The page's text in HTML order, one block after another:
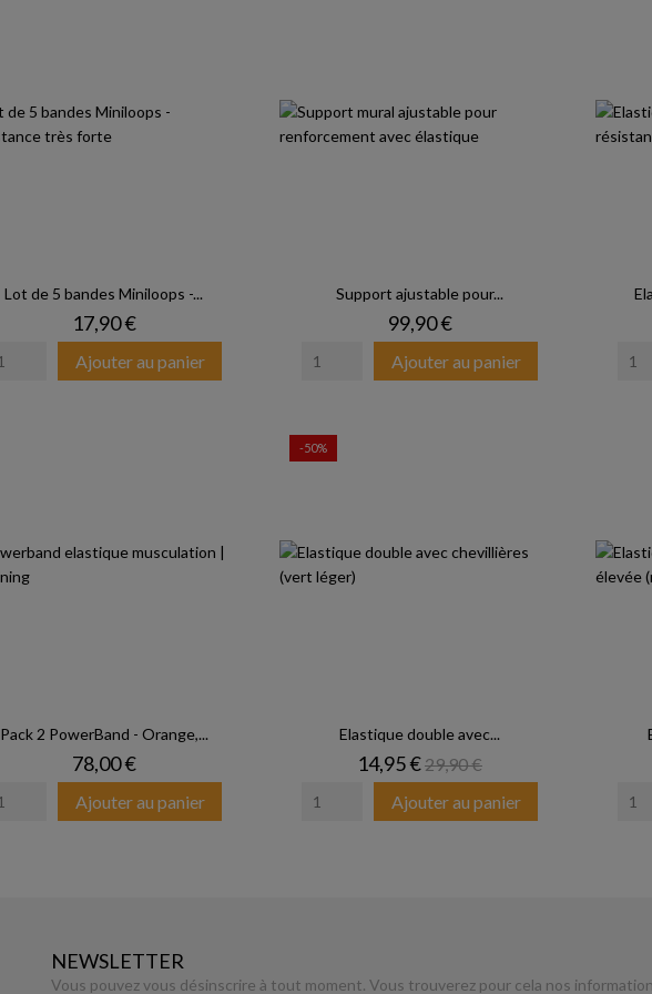
Lot de 5 bandes Miniloops -...
Prix
17,90 €
Ajouter au panier
Support ajustable pour...
Prix
99,90 €
Ajouter au panier
Pack 2 PowerBand - Orange,...
Prix
78,00 €
Ajouter au panier
Elastique double avec...
Prix
14,95 €Prix de base
29,90 €
Ajouter au panier
-50%
NEWSLETTER
Vous pouvez vous désinscrire à tout moment. Vous trouverez pour cela nos